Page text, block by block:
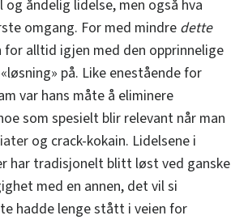
åndelig lidelse, men også hva
omgang. For med mindredette
alltid igjen med den opprinnelige
på. Like enestående for
var hans måte å eliminere
som spesielt blir relevant når man
og crack-kokain. Lidelsene i
har tradisjonelt blitt løst ved ganske
med en annen, det vil si
hadde lenge stått i veien for